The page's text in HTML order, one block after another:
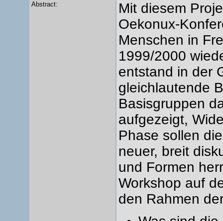
Abstract:
Mit diesem
Oekonux-
Menschen in
1999/2000
entstand in der
gleichlautende
Basisgruppen
aufgezeigt,
Phase sollen
neuer, breit
und Formen
Workshop auf
den Rahmen